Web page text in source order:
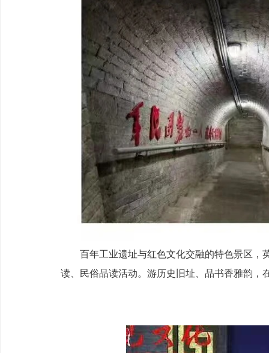
百年工业遗址与红色文化交融的特色景区，
读、民俗品读活动。游历史旧址、品书香雅韵，